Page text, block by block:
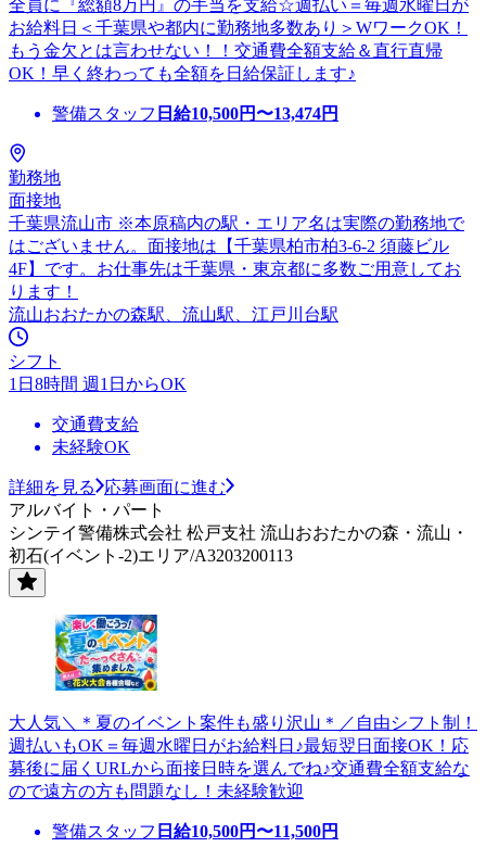
全員に『総額8万円』の手当を支給☆週払い＝毎週水曜日が
お給料日＜千葉県や都内に勤務地多数あり＞WワークOK！
もう金欠とは言わせない！！交通費全額支給＆直行直帰
OK！早く終わっても全額を日給保証します♪
警備スタッフ 日給10,500円〜13,474円
勤務地
面接地
千葉県流山市 ※本原稿内の駅・エリア名は実際の勤務地で
はございません。面接地は【千葉県柏市柏3-6-2 須藤ビル
4F】です。お仕事先は千葉県・東京都に多数ご用意してお
ります！
流山おおたかの森駅、流山駅、江戸川台駅
シフト
1日8時間 週1日からOK
交通費支給
未経験OK
詳細を見る
応募画面に進む
アルバイト・パート
シンテイ警備株式会社 松戸支社 流山おおたかの森・流山・
初石(イベント-2)エリア/A3203200113
大人気＼＊夏のイベント案件も盛り沢山＊／自由シフト制！
週払いもOK＝毎週水曜日がお給料日♪最短翌日面接OK！応
募後に届くURLから面接日時を選んでね♪交通費全額支給な
ので遠方の方も問題なし！未経験歓迎
警備スタッフ 日給10,500円〜11,500円